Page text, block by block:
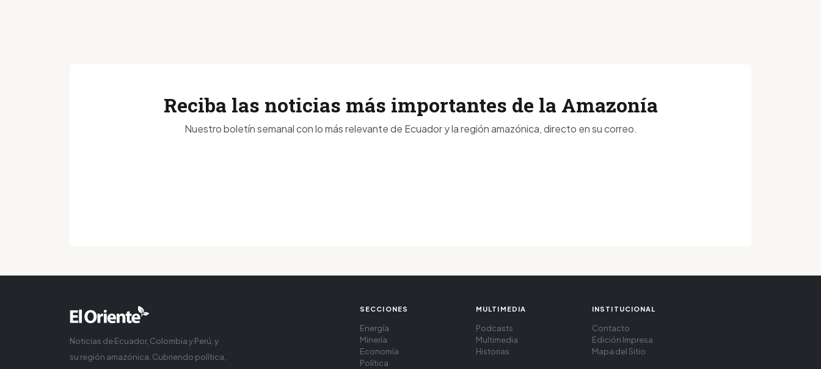
Reciba las noticias más importantes de la Amazonía
Nuestro boletín semanal con lo más relevante de Ecuador y la región amazónica, directo en su correo.
Noticias de Ecuador, Colombia y Perú, y
su región amazónica. Cubriendo política,
SECCIONES
Energía
Minería
Economía
Política
MULTIMEDIA
Podcasts
Multimedia
Historias
INSTITUCIONAL
Contacto
Edición Impresa
Mapa del Sitio